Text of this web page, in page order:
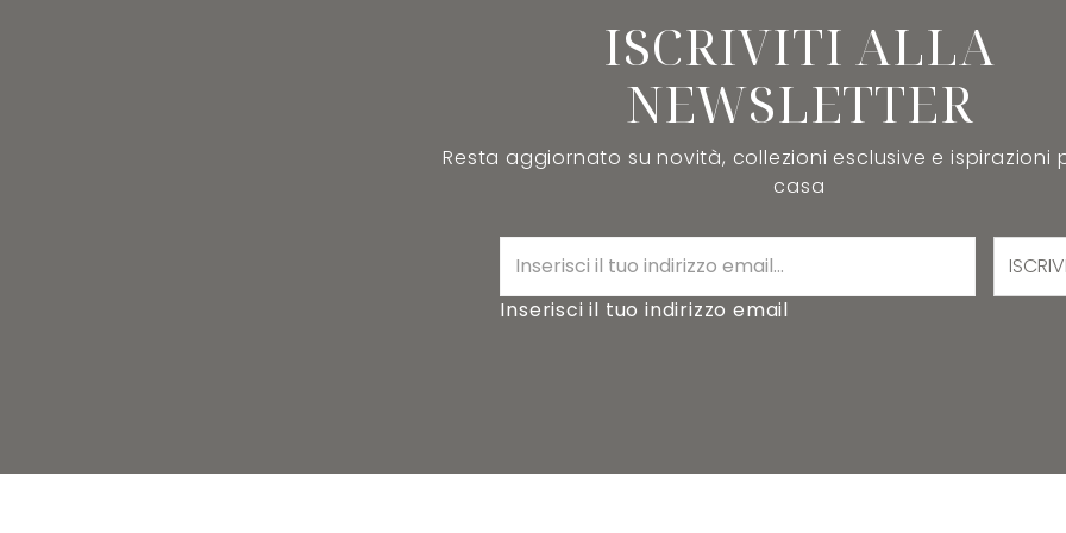
ISCRIVITI ALLA
NEWSLETTER
Resta aggiornato su novità, collezioni esclusive e ispirazioni
casa
Inserisci il tuo indirizzo email